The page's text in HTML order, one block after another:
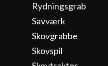
Rydningsgrab
Savværk
Skovgrabbe
Skovspil